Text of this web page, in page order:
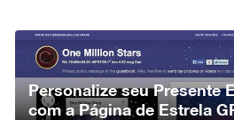
Personalize seu Presente
com a Página de Estrela